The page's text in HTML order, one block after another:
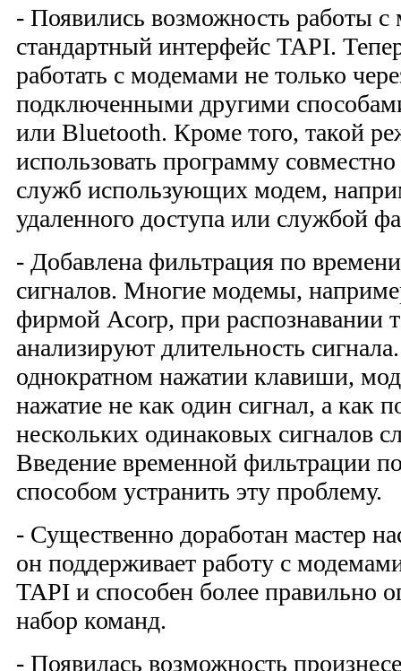
- Появились возможность работы с
стандартный интерфейс TAPI.
работать с модемами не только
подключенными другими
или Bluetooth. Кроме того, такой
использовать программу
служб использующих модем,
удаленного доступа или службой
- Добавлена фильтрация по
сигналов. Многие модемы,
фирмой Acorp, при распознавании
анализируют длительность
однократном нажатии клавиши,
нажатие не как один сигнал, а как
нескольких одинаковых сигналов
Введение временной фильтрации
способом устранить эту проблему.
- Существенно доработан мастер
он поддерживает работу с
TAPI и способен более правильно
набор команд.
- Появилась возможность